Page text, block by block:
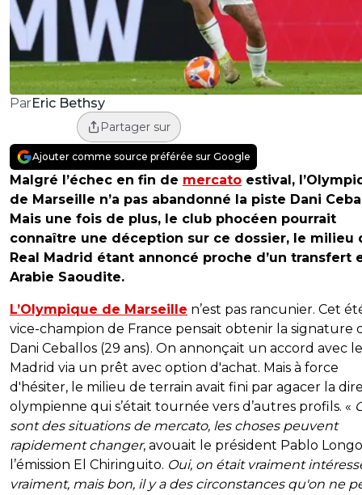
ParEric Bethsy
Partager sur
Ajouter comme source préférée sur Google
Malgré l’échec en fin de mercato estival,
de Marseille n’a pas abandonné la piste Dani
Mais une fois de plus, le club phocéen pourrait
connaître une déception sur ce dossier, le milieu
Real Madrid étant annoncé proche d’un transfert
Arabie Saoudite.
L’Olympique de Marseille n’est pas rancunier. Cet
vice-champion de France pensait obtenir la signature
Dani Ceballos (29 ans). On annonçait un accord avec
Madrid via un prêt avec option d'achat. Mais à force
d'hésiter, le milieu de terrain avait fini par agacer la
olympienne qui s’était tournée vers d’autres profils. «
sont des situations de mercato, les choses peuvent
rapidement changer, avouait le président Pablo
l’émission El Chiringuito. Oui, on était vraiment
vraiment, mais bon, il y a des circonstances qu'on ne